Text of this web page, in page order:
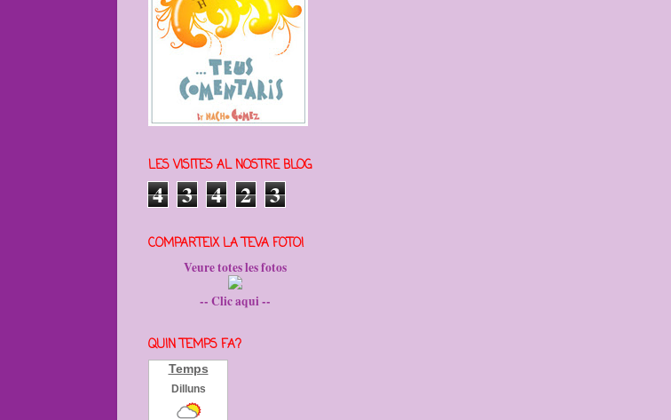
LES VISITES AL NOSTRE BLOG
4 3 4 2 3
COMPARTEIX LA TEVA FOTO!
Veure totes les fotos
-- Clic aqui --
QUIN TEMPS FA?
Temps